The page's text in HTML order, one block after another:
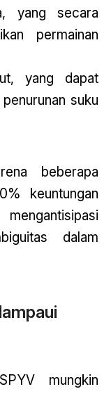
yang secara
permainan
yang dapat
suku
beberapa
keuntungan
dalam
mungkin